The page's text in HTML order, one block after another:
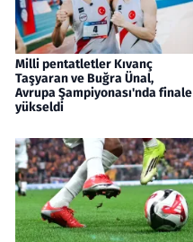
Milli pentatletler Kıvanç
Taşyaran ve Buğra Ünal,
Avrupa Şampiyonası'nda finale
yükseldi